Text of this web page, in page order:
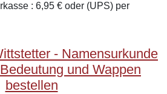
: 6,95 € oder (UPS) per
- Namensurkunde
und Wappen
bestellen